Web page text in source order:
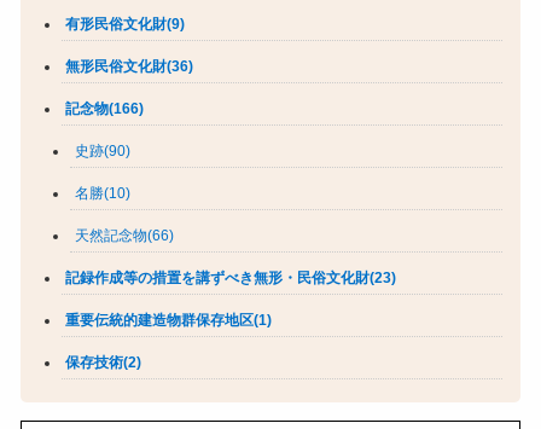
有形民俗文化財(9)
無形民俗文化財(36)
記念物(166)
史跡(90)
名勝(10)
天然記念物(66)
記録作成等の措置を講ずべき無形・民俗文化財(23)
重要伝統的建造物群保存地区(1)
保存技術(2)